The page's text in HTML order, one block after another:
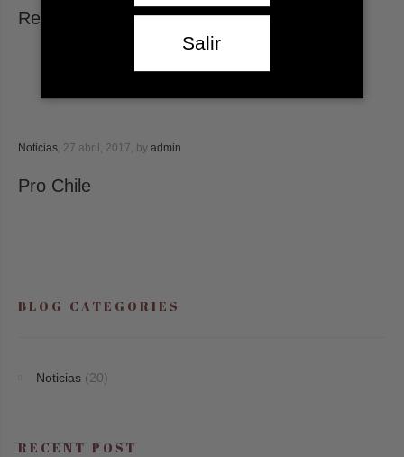
Revista Placeres
Noticias 27 abril, 2017, by admin
Pro Chile
BLOG CATEGORIES
Noticias (20)
RECENT POST
Salir